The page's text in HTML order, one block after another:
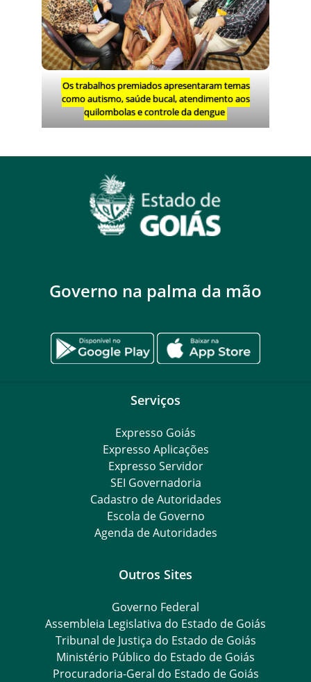
Os trabalhos premiados apresentaram temas
como autismo, saúde bucal, atendimento aos
quilombolas e controle da dengue
Governo na palma da mão
Serviços
Expresso Goiás
Expresso Aplicações
Expresso Servidor
SEI Governadoria
Cadastro de Autoridades
Escola de Governo
Agenda de Autoridades
Outros Sites
Governo Federal
Assembleia Legislativa do Estado de Goiás
Tribunal de Justiça do Estado de Goiás
Ministério Público do Estado de Goiás
Procuradoria-Geral do Estado de Goiás